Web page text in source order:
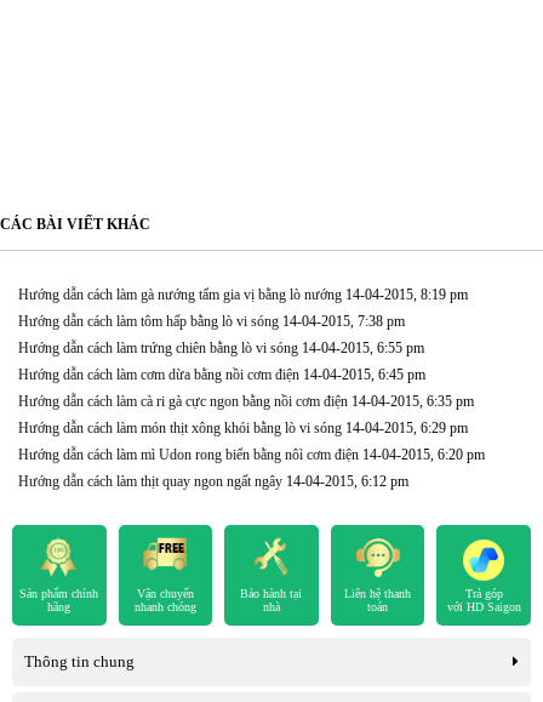
CÁC BÀI VIẾT KHÁC
Hướng dẫn cách làm gà nướng tẩm gia vị bằng lò nướng 14-04-2015, 8:19 pm
Hướng dẫn cách làm tôm hấp bằng lò vi sóng 14-04-2015, 7:38 pm
Hướng dẫn cách làm trứng chiên bằng lò vi sóng 14-04-2015, 6:55 pm
Hướng dẫn cách làm cơm dừa bằng nồi cơm điện 14-04-2015, 6:45 pm
Hướng dẫn cách làm cà ri gà cực ngon bằng nồi cơm điện 14-04-2015, 6:35 pm
Hướng dẫn cách làm món thịt xông khói bằng lò vi sóng 14-04-2015, 6:29 pm
Hướng dẫn cách làm mì Udon rong biển bằng nôì cơm điện 14-04-2015, 6:20 pm
Hướng dẫn cách làm thịt quay ngon ngất ngây 14-04-2015, 6:12 pm
Sản phẩm chính
hãng
Vận chuyển
nhanh chóng
Bảo hành tại
nhà
Liên hệ thanh
toán
Trả góp
với HD Saigon
Thông tin chung